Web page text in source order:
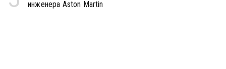
инженера Aston Martin